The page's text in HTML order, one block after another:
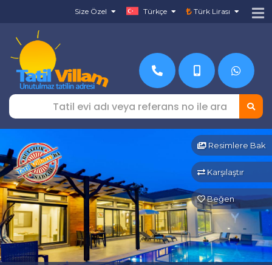
Size Özel Türkçe Türk Lirası
Resimlere Bak
Karşılaştır
Beğen